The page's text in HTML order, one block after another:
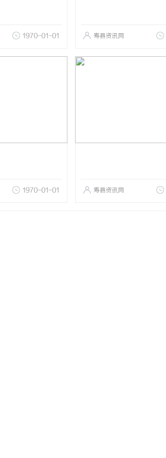
1970-01-01 寿县资讯网
1970-01-01 寿县资讯网